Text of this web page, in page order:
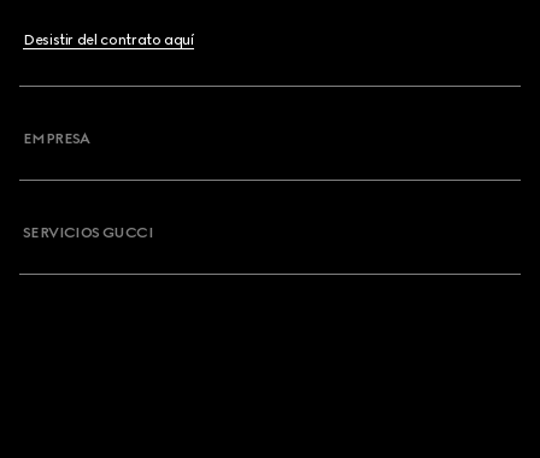
Desistir del contrato aquí
EMPRESA
SERVICIOS GUCCI